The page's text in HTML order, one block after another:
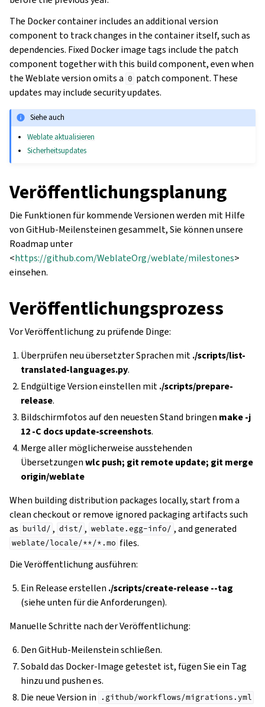
The Docker container includes an additional version
component to track changes in the container itself, such as
dependencies. Fixed Docker image tags include the patch
component together with this build component, even when
the Weblate version omits a 0 patch component. These
updates may include security updates.
Siehe auch
Weblate aktualisieren
Sicherheitsupdates
Veröffentlichungsplanung
Die Funktionen für kommende Versionen werden mit Hilfe
von GitHub-Meilensteinen gesammelt, Sie können unsere
Roadmap unter
<https://github.com/WeblateOrg/weblate/milestones>
einsehen.
Veröffentlichungsprozess
Vor Veröffentlichung zu prüfende Dinge:
Überprüfen neu übersetzter Sprachen mit./scripts/list-
translated-languages.py.
Endgültige Version einstellen mit./scripts/prepare-
release.
Bildschirmfotos auf den neuesten Stand bringen make -j
12 -C docs update-screenshots.
Merge aller möglicherweise ausstehenden
Übersetzungenwlc push; git remote update; git merge
origin/weblate
When building distribution packages locally, start from a
clean checkout or remove ignored packaging artifacts such
as build/ , dist/ , weblate.egg-info/ , and generated
weblate/locale/**/*.mo files.
Die Veröffentlichung ausführen:
Ein Release erstellen ./scripts/create-release --tag
(siehe unten für die Anforderungen).
Manuelle Schritte nach der Veröffentlichung:
Den GitHub-Meilenstein schließen.
Sobald das Docker-Image getestet ist, fügen Sie ein Tag
hinzu und pushen es.
Die neue Version in
.github/workflows/migrations.yml